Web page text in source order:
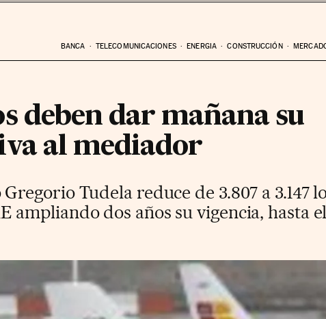
BANCA TELECOMUNICACIONES ENERGIA CONSTRUCCIÓN
deben dar mañana su
al mediador
Tudela reduce de 3.807 a 3.147
ampliando dos años su vigencia, hasta